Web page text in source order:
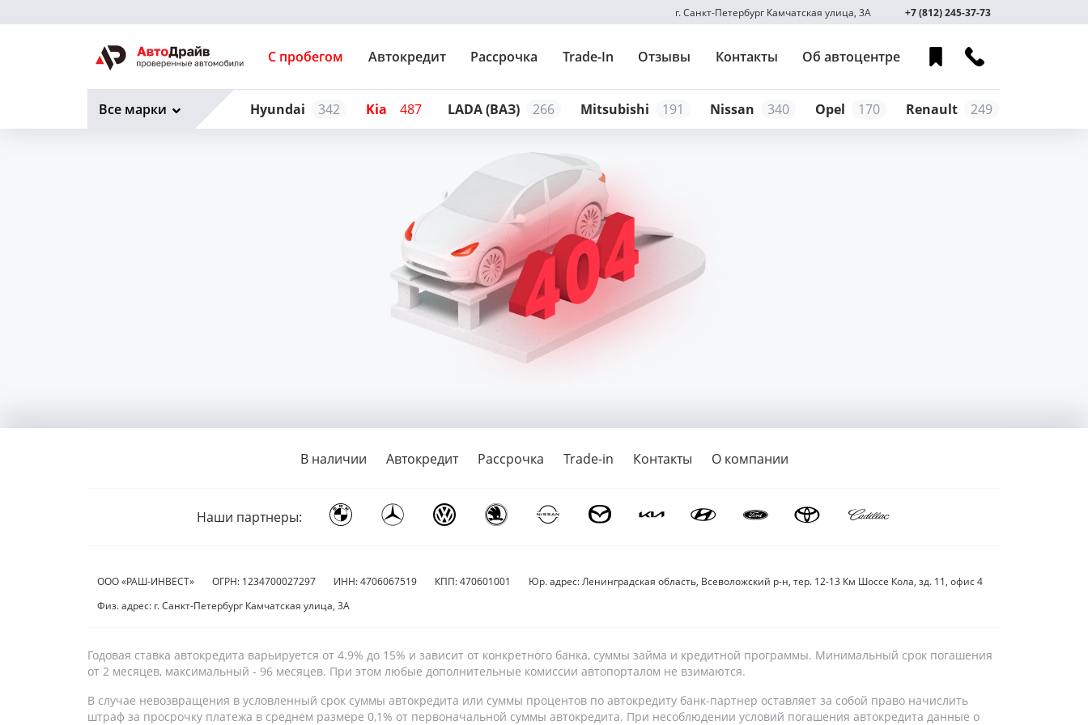
г. Санкт-Петербург Камчатская улица, 3А +7 (812) 245-37-73
С пробегом Автокредит Рассрочка Trade-In Отзывы Контакты Об автоцентре
Hyundai 342 Kia 487 LADA (ВАЗ) 266 Mitsubishi 191 Nissan 340 Opel 170 Renault 249
Все марки
В наличии Автокредит Рассрочка Trade-in Контакты О компании
Наши партнеры:
ООО «РАШ-ИНВЕСТ» ОГРН: 1234700027297 ИНН: 4706067519 КПП: 470601001
Юр. адрес: Ленинградская область, Всеволожский р-н, тер. 12-13 Км Шоссе Кола, зд. 11, офис 4
Физ. адрес: г. Санкт-Петербург Камчатская улица, 3А
Годовая ставка автокредита варьируется от 4.9% до 15% и зависит от конкретного банка, суммы займа и кредитной программы. Минимальный срок погашения
от 2 месяцев, максимальный - 96 месяцев. При этом любые дополнительные комиссии автопорталом не взимаются.
В случае невозвращения в условленный срок суммы автокредита или суммы процентов по автокредиту банк-партнер оставляет за собой право начислить
штраф за просрочку платежа в среднем размере 0,1% от первоначальной суммы автокредита. При несоблюдении условий погашения автокредита данные о